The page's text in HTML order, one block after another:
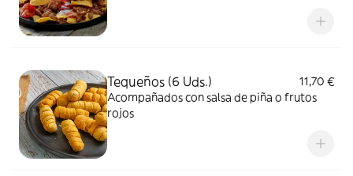
Tequeños (6 Uds.)
11,70 €
Acompañados con salsa de piña o frutos
rojos